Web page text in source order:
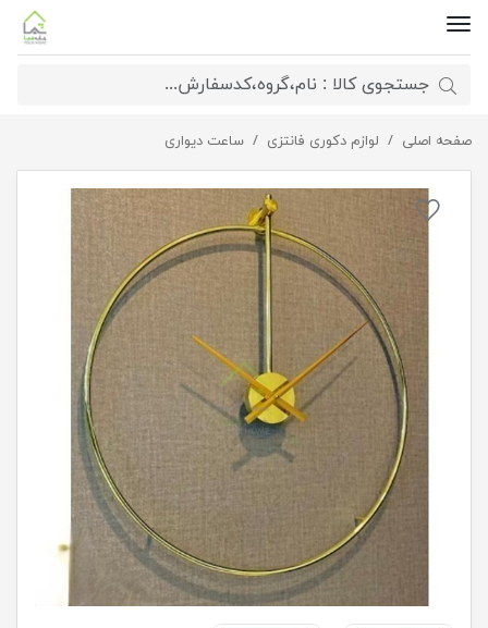
صفحه اصلی لوازم دکوری فانتزی ساعت دیواری ساعت دیواری سیگنال رنگ پودری